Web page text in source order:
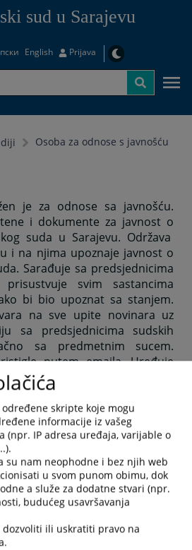
sud u Sarajevu
English Prijava
Osoba za odnose s javnošću
je za odnose sa javnošću.
i dokumente za javnost o
suda u Sarajevu. Održava
i na njima upoznaje javnost o
Sarađuje sa predsjednicima
svim sastancima
bi bio upoznat sa stanjem.
na sve upite novinara uz
sa predsjednicima sudskih
sa predmetnim sucem.
putem emaila. Uređuje
i druge poslove koji, po
u djelokrug rada ovog radnog
nalogu šefa kabineta.
033/567-715;
i info@oss.ba
PREGLEDA
skripte koje mogu
informacije iz vašeg
(npr. IP adresa uređaja, varijable o
su nam neophodne i bez njih web
u svom punom obimu, dok
a služe za dodatne stvari (npr.
budućeg usavršavanja
dozvoliti ili uskratiti pravo na